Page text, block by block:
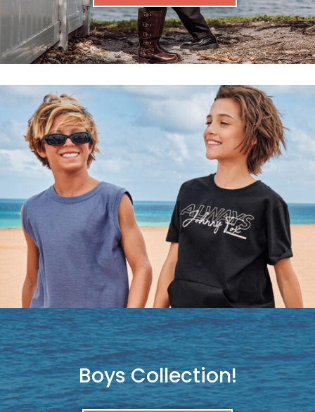
Boys Collection!